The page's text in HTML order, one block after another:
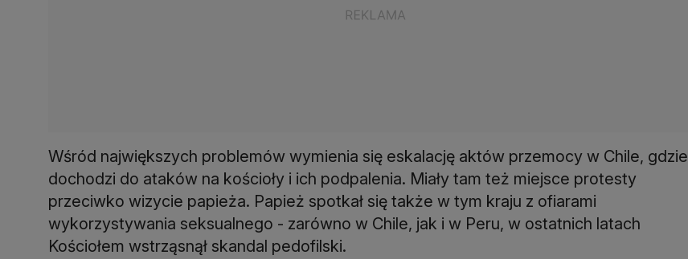
Wśród największych problemów wymienia się eskalację aktów przemocy w Chile, gdzie
dochodzi do ataków na kościoły i ich podpalenia. Miały tam też miejsce protesty
przeciwko wizycie papieża. Papież spotkał się także w tym kraju z ofiarami
wykorzystywania seksualnego - zarówno w Chile, jak i w Peru, w ostatnich latach
Kościołem wstrząsnął skandal pedofilski.